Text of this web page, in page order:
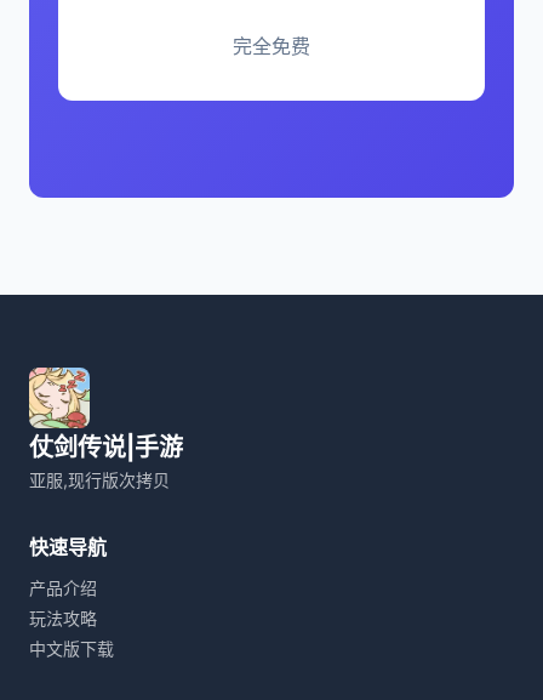
完全免费
仗剑传说|手游
亚服,现行版次拷贝
快速导航
产品介绍
玩法攻略
中文版下载